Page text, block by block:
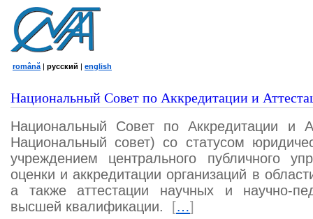
română | русский | english
Национальный Совет по Аккредитации и
Национальный Совет по Аккредитации и
Национальный совет) со статусом
учреждением центрального публичного
оценки и аккредитации организаций в
а также аттестации научных и научно-
высшей квалификации.
[…]